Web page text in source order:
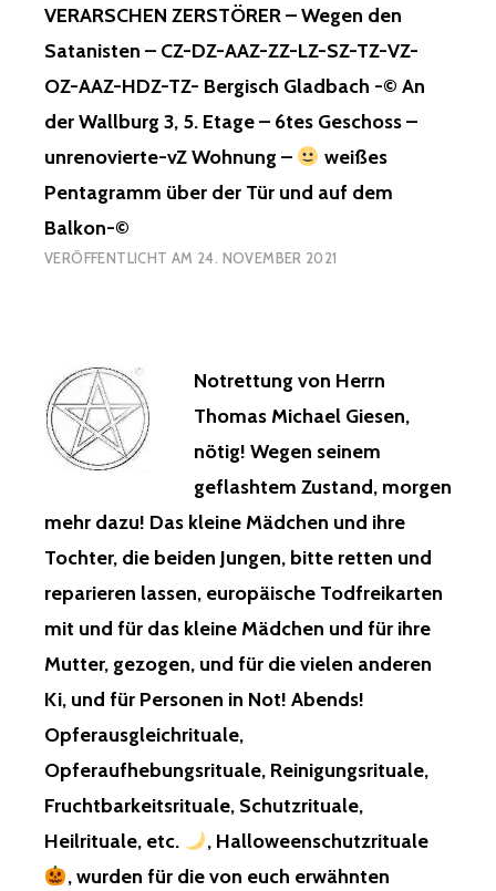
VERARSCHEN ZERSTÖRER – Wegen den
Satanisten – CZ-DZ-AAZ-ZZ-LZ-SZ-TZ-VZ-
OZ-AAZ-HDZ-TZ- Bergisch Gladbach -© An
der Wallburg 3, 5. Etage – 6tes Geschoss –
unrenovierte-vZ Wohnung –
weißes
Pentagramm über der Tür und auf dem
Balkon-©
VERÖFFENTLICHT AM 24. NOVEMBER 2021
Notrettung von Herrn
Thomas Michael Giesen,
nötig! Wegen seinem
geflashtem Zustand, morgen
mehr dazu! Das kleine Mädchen und ihre
Tochter, die beiden Jungen, bitte retten und
reparieren lassen, europäische Todfreikarten
mit und für das kleine Mädchen und für ihre
Mutter, gezogen, und für die vielen anderen
Ki, und für Personen in Not! Abends!
Opferausgleichrituale,
Opferaufhebungsrituale, Reinigungsrituale,
Fruchtbarkeitsrituale, Schutzrituale,
Heilrituale, etc.
, Halloweenschutzrituale
, wurden für die von euch erwähnten